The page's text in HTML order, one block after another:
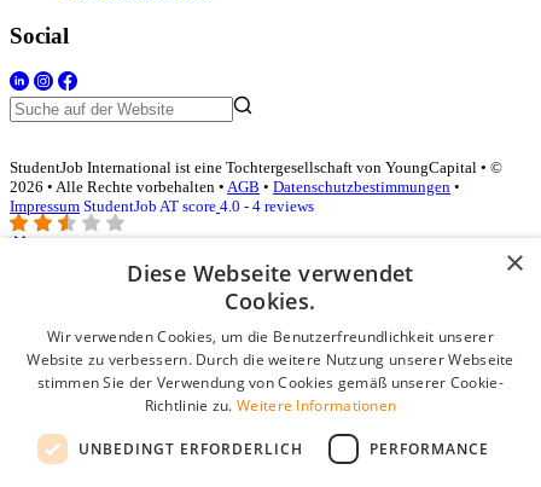
Social
StudentJob International ist eine Tochtergesellschaft von YoungCapital • ©
2026 • Alle Rechte vorbehalten • AGB • Datenschutzbestimmungen •
Impressum StudentJob AT score 4.0 - 4 reviews
Login für Unternehmen
E-Mail*
Passwort
Angemeldet bleiben
Passwort vergessen?
×
Diese Webseite verwendet
Cookies.
Wir verwenden Cookies, um die Benutzerfreundlichkeit unserer
Website zu verbessern. Durch die weitere Nutzung unserer Webseite
stimmen Sie der Verwendung von Cookies gemäß unserer Cookie-
Richtlinie zu. Weitere Informationen
UNBEDINGT ERFORDERLICH PERFORMANCE